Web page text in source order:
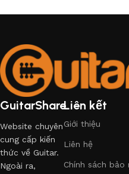
GuitarShare
Website chuyên
cung cấp kiến
thức về Guitar.
Ngoài ra,
Liên kết
Giới thiệu
Liên hệ
Chính sách bảo